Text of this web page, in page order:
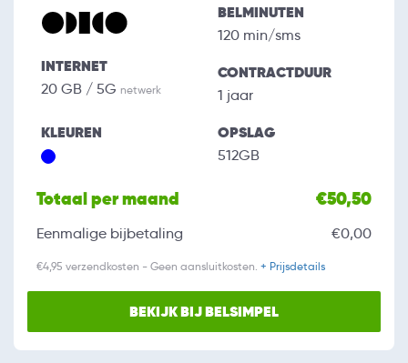
INTERNET
20 GB / 5G netwerk
BELMINUTEN
120 min/sms
CONTRACTDUUR
1 jaar
KLEUREN OPSLAG
512GB
Totaal per maand €50,50
Eenmalige bijbetaling €0,00
€4,95 verzendkosten - Geen aansluitkosten. + Prijsdetails
BEKIJK BIJ BELSIMPEL